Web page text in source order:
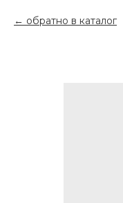
обратно в каталог